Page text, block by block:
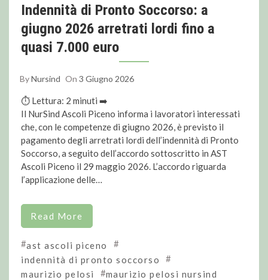
Indennità di Pronto Soccorso: a
giugno 2026 arretrati lordi fino a
quasi 7.000 euro
ByNursind On 3 Giugno 2026
⏱ Lettura: 2 minuti ➡️
Il NurSind Ascoli Piceno informa i lavoratori interessati
che, con le competenze di giugno 2026, è previsto il
pagamento degli arretrati lordi dell’indennità di Pronto
Soccorso, a seguito dell’accordo sottoscritto in AST
Ascoli Piceno il 29 maggio 2026. L’accordo riguarda
l’applicazione delle…
Read More
#ast ascoli piceno
#
indennità di pronto soccorso
#
maurizio pelosi
#maurizio pelosi nursind